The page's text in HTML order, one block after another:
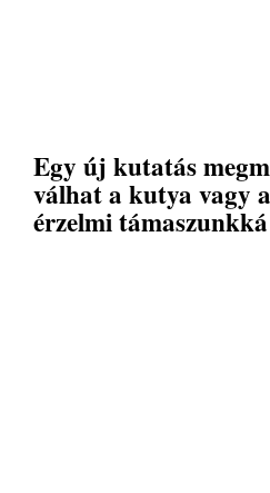
Egy új kutatás
válhat a kutya vagy
érzelmi támaszunkká